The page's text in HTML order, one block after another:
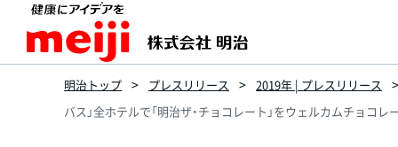
明治トップ プレスリリース
2019年 | プレスリリース
バス」全ホテルで「明治ザ・チョコレート」をウェルカムチョコ